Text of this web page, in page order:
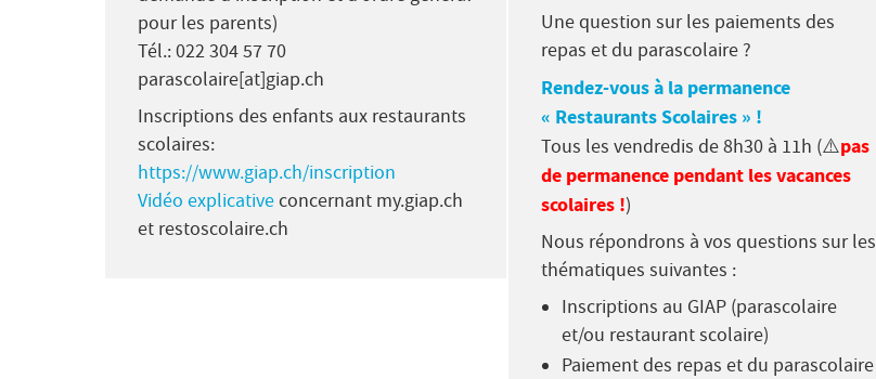
pour les parents)
Tél.: 022 304 57 70
parascolaire[at]giap.ch
Inscriptions des enfants aux restaurants
scolaires:
https://www.giap.ch/inscription
Vidéo explicativeconcernant my.giap.ch
et restoscolaire.ch
Une question sur les paiements des
repas et du parascolaire ?
Rendez-vous à la permanence
« Restaurants Scolaires » !
Tous les vendredis de 8h30 à 11h (⚠️pas
de permanence pendant les vacances
scolaires !)
Nous répondrons à vos questions sur les
thématiques suivantes :
Inscriptions au GIAP (parascolaire
et/ou restaurant scolaire)
Paiement des repas et du parascolaire